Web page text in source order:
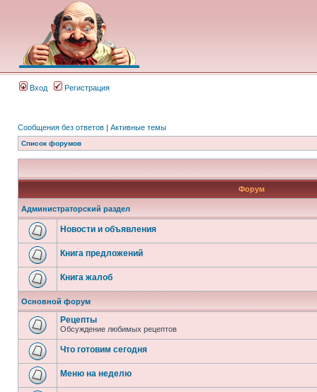
Вход Регистрация
Сообщения без ответов | Активные темы
Список форумов
Форум
Администраторский раздел
Новости и объявления
Книга предложений
Книга жалоб
Основной форум
Рецепты
Обсуждение любимых рецептов
Что готовим сегодня
Меню на неделю